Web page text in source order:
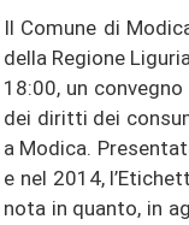
Il Comune di
della Regione
18:00, un
dei diritti dei
a Modica.
e nel 2014,
nota in quanto, in